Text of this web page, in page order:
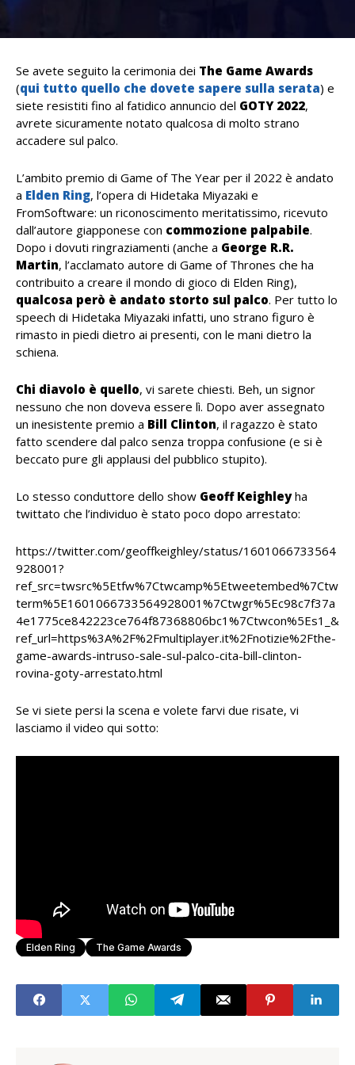
Se avete seguito la cerimonia dei The Game Awards
(qui tutto quello che dovete sapere sulla serata) e
siete resistiti fino al fatidico annuncio del GOTY 2022,
avrete sicuramente notato qualcosa di molto strano
accadere sul palco.
L’ambito premio di Game of The Year per il 2022 è andato
a Elden Ring, l’opera di Hidetaka Miyazaki e
FromSoftware: un riconoscimento meritatissimo, ricevuto
dall’autore giapponese con commozione palpabile.
Dopo i dovuti ringraziamenti (anche a George R.R.
Martin, l’acclamato autore di Game of Thrones che ha
contribuito a creare il mondo di gioco di Elden Ring),
qualcosa però è andato storto sul palco. Per tutto lo
speech di Hidetaka Miyazaki infatti, uno strano figuro è
rimasto in piedi dietro ai presenti, con le mani dietro la
schiena.
Chi diavolo è quello, vi sarete chiesti. Beh, un signor
nessuno che non doveva essere lì. Dopo aver assegnato
un inesistente premio a Bill Clinton, il ragazzo è stato
fatto scendere dal palco senza troppa confusione (e si è
beccato pure gli applausi del pubblico stupito).
Lo stesso conduttore dello show Geoff Keighleyha
twittato che l’individuo è stato poco dopo arrestato:
https://twitter.com/geoffkeighley/status/1601066733564
928001?
ref_src=twsrc%5Etfw%7Ctwcamp%5Etweetembed%7Ctw
term%5E1601066733564928001%7Ctwgr%5Ec98c7f37a
4e1775ce842223ce764f87368806bc1%7Ctwcon%5Es1_&
ref_url=https%3A%2F%2Fmultiplayer.it%2Fnotizie%2Fthe-
game-awards-intruso-sale-sul-palco-cita-bill-clinton-
rovina-goty-arrestato.html
Se vi siete persi la scena e volete farvi due risate, vi
lasciamo il video qui sotto:
Elden Ring The Game Awards